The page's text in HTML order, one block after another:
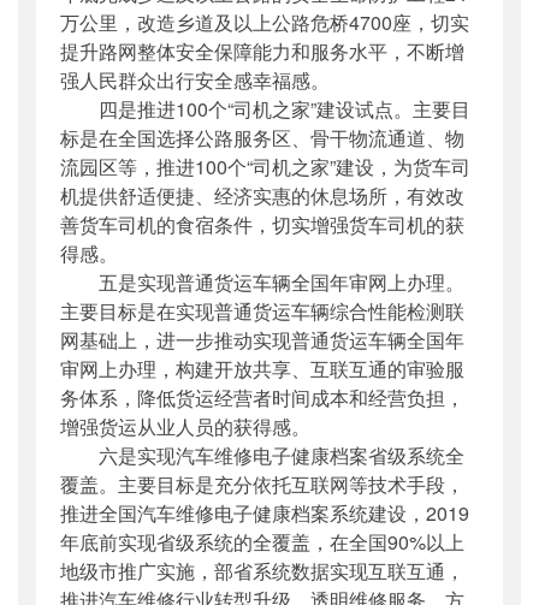
万公里，改造乡道及以上公路危桥4700座，切实
提升路网整体安全保障能力和服务水平，不断增
强人民群众出行安全感幸福感。
四是推进100个“司机之家”建设试点。主要目
标是在全国选择公路服务区、骨干物流通道、物
流园区等，推进100个“司机之家”建设，为货车司
机提供舒适便捷、经济实惠的休息场所，有效改
善货车司机的食宿条件，切实增强货车司机的获
得感。
五是实现普通货运车辆全国年审网上办理。
主要目标是在实现普通货运车辆综合性能检测联
网基础上，进一步推动实现普通货运车辆全国年
审网上办理，构建开放共享、互联互通的审验服
务体系，降低货运经营者时间成本和经营负担，
增强货运从业人员的获得感。
六是实现汽车维修电子健康档案省级系统全
覆盖。主要目标是充分依托互联网等技术手段，
推进全国汽车维修电子健康档案系统建设，2019
年底前实现省级系统的全覆盖，在全国90%以上
地级市推广实施，部省系统数据实现互联互通，
推进汽车维修行业转型升级，透明维修服务，方